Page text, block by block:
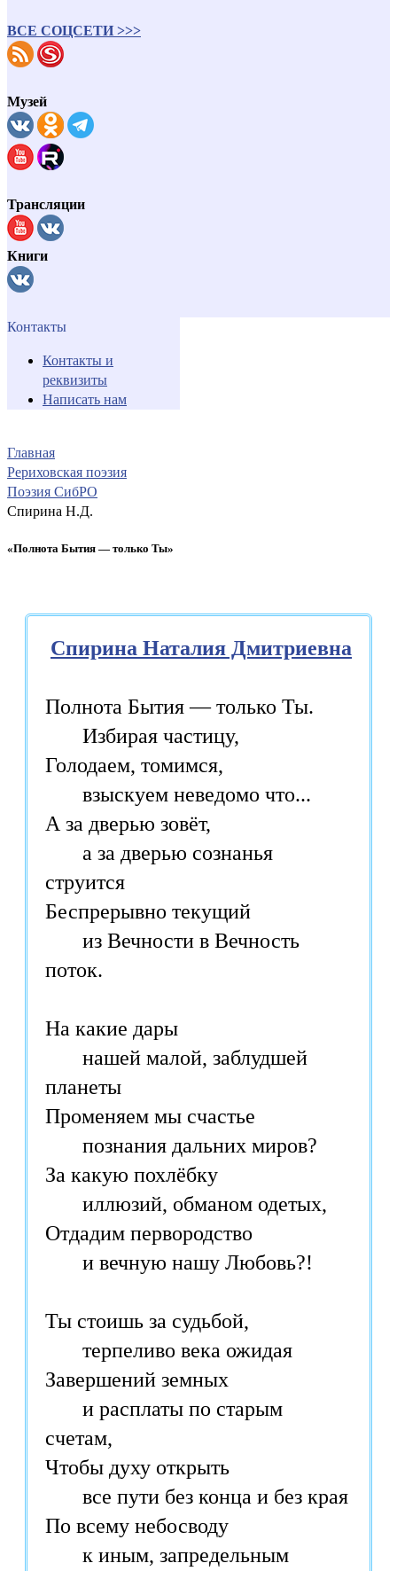
ВСЕ СОЦСЕТИ >>>
Музей
Трансляции
Книги
Контакты
Контакты и
реквизиты
Написать нам
Главная
Рериховская поэзия
Поэзия СибРО
Спирина Н.Д.
«Полнота Бытия — только Ты»
Спирина Наталия Дмитриевна
Полнота Бытия — только Ты.
Избирая частицу,
Голодаем, томимся,
взыскуем неведомо что...
А за дверью зовёт,
а за дверью сознанья
струится
Беспрерывно текущий
из Вечности в Вечность
поток.
На какие дары
нашей малой, заблудшей
планеты
Променяем мы счастье
познания дальних миров?
За какую похлёбку
иллюзий, обманом одетых,
Отдадим первородство
и вечную нашу Любовь?!
Ты стоишь за судьбой,
терпеливо века ожидая
Завершений земных
и расплаты по старым
счетам,
Чтобы духу открыть
все пути без конца и без края
По всему небосводу
к иным, запредельным